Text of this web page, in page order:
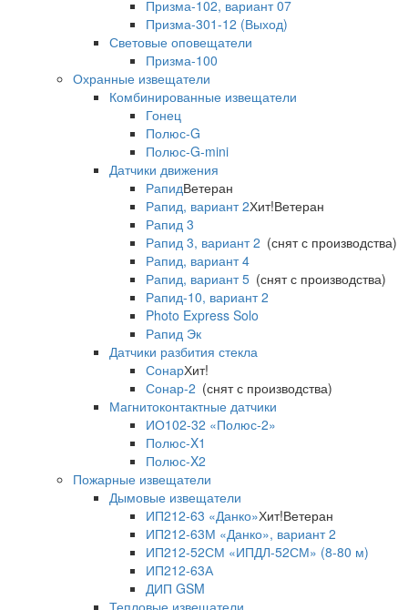
Призма-102, вариант 07
Призма-301-12 (Выход)
Световые оповещатели
Призма-100
Охранные извещатели
Комбинированные извещатели
Гонец
Полюс-G
Полюс-G-mini
Датчики движения
РапидВетеран
Рапид, вариант 2Хит!Ветеран
Рапид 3
Рапид 3, вариант 2 (снят с производства)
Рапид, вариант 4
Рапид, вариант 5 (снят с производства)
Рапид-10, вариант 2
Photo Express Solo
Рапид Эк
Датчики разбития стекла
СонарХит!
Сонар-2 (снят с производства)
Магнитоконтактные датчики
ИО102-32 «Полюс-2»
Полюс-X1
Полюс-X2
Пожарные извещатели
Дымовые извещатели
ИП212-63 «Данко»Хит!Ветеран
ИП212-63М «Данко», вариант 2
ИП212-52СМ «ИПДЛ-52СМ» (8-80 м)
ИП212-63А
ДИП GSM